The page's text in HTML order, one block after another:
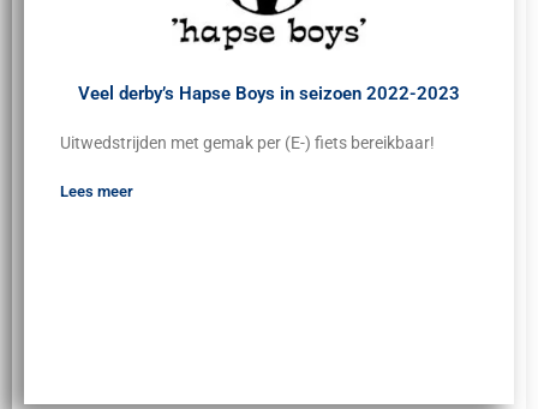
Veel derby’s Hapse Boys in seizoen 2022-2023
Uitwedstrijden met gemak per (E-) fiets bereikbaar!
Lees meer